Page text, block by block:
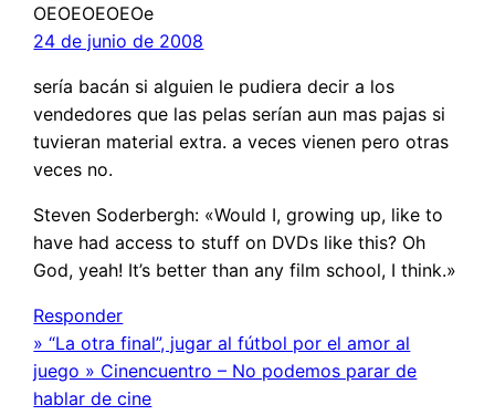
OEOEOEOEOe
24 de junio de 2008
sería bacán si alguien le pudiera decir a los
vendedores que las pelas serían aun mas pajas si
tuvieran material extra. a veces vienen pero otras
veces no.
Steven Soderbergh: «Would I, growing up, like to
have had access to stuff on DVDs like this? Oh
God, yeah! It’s better than any film school, I think.»
Responder
» “La otra final”, jugar al fútbol por el amor al
juego » Cinencuentro – No podemos parar de
hablar de cine